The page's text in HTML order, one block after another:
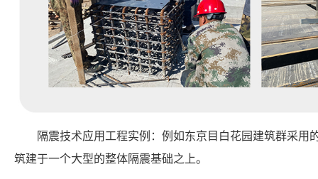
隔震技术应用工程实例：例如东京目白花园建筑群采用
筑建于一个大型的整体隔震基础之上。